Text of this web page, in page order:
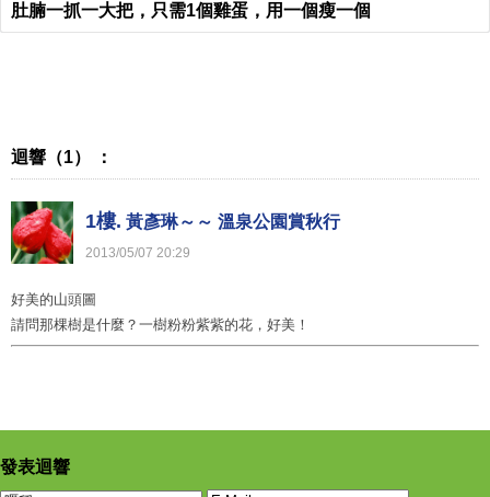
肚腩一抓一大把，只需1個雞蛋，用一個瘦一個
迴響（1） ：
1樓. 黃彥琳～～ 溫泉公園賞秋行
2013/05/07 20:29
好美的山頭圖
請問那棵樹是什麼？一樹粉粉紫紫的花，好美！
發表迴響